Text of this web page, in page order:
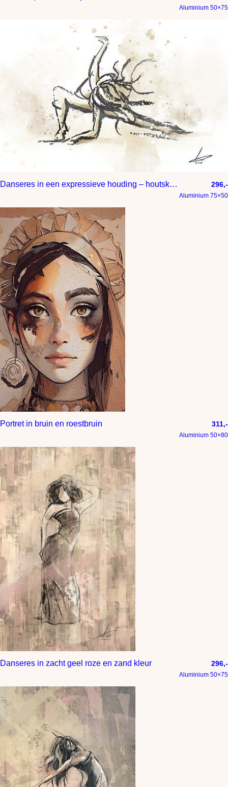
Aluminium 50×75
Danseres in een expressieve houding – houtskool met waterverf stijl 296,-
Aluminium 75×50
Portret in bruin en roestbruin 311,-
Aluminium 50×80
Danseres in zacht geel roze en zand kleur 296,-
Aluminium 50×75